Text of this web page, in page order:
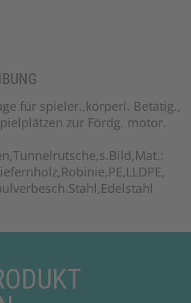
für spieler.,körperl. Betätig.,
zur Fördg. motor.